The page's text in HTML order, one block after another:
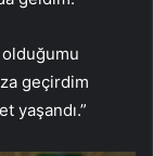
olduğumu
geçirdim
yaşandı.”